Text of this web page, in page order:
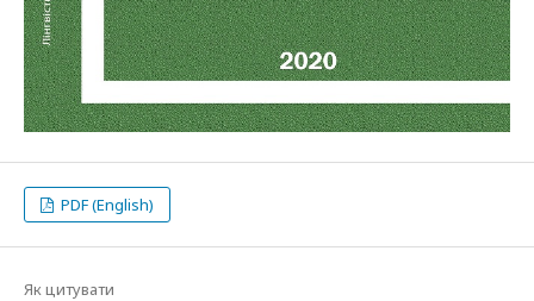
PDF (English)
Як цитувати